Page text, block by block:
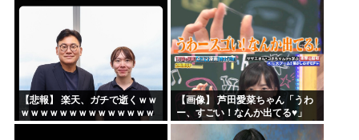
【悲報】 楽天、ガチで逝くｗｗ
ｗｗｗｗｗｗｗｗｗｗｗｗｗｗ
ｗｗｗｗ
【画像】 芦田愛菜ちゃん「うわ
ー、すごい！なんか出てる♥」